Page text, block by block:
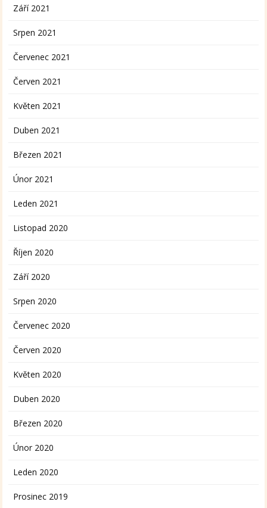
Září 2021
Srpen 2021
Červenec 2021
Červen 2021
Květen 2021
Duben 2021
Březen 2021
Únor 2021
Leden 2021
Listopad 2020
Říjen 2020
Září 2020
Srpen 2020
Červenec 2020
Červen 2020
Květen 2020
Duben 2020
Březen 2020
Únor 2020
Leden 2020
Prosinec 2019